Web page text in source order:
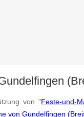
von "Feste-und-
von Gundelfingen